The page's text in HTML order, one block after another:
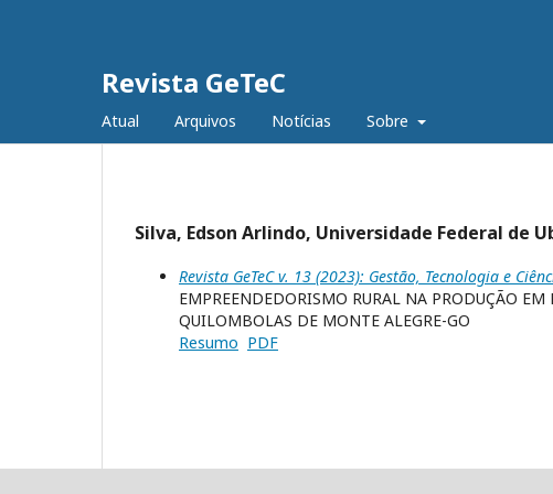
Revista GeTeC
Atual Arquivos Notícias Sobre
Silva, Edson Arlindo, Universidade Federal de
Revista GeTeC v. 13 (2023): Gestão, Tecnologia e
EMPREENDEDORISMO RURAL NA PRODUÇÃO
QUILOMBOLAS DE MONTE ALEGRE-GO
Resumo PDF